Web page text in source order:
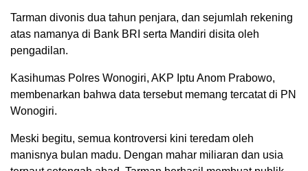
Tarman divonis dua tahun penjara, dan sejumlah rekening
atas namanya di Bank BRI serta Mandiri disita oleh
pengadilan.
Kasihumas Polres Wonogiri, AKP Iptu Anom Prabowo,
membenarkan bahwa data tersebut memang tercatat di PN
Wonogiri.
Meski begitu, semua kontroversi kini teredam oleh
manisnya bulan madu. Dengan mahar miliaran dan usia